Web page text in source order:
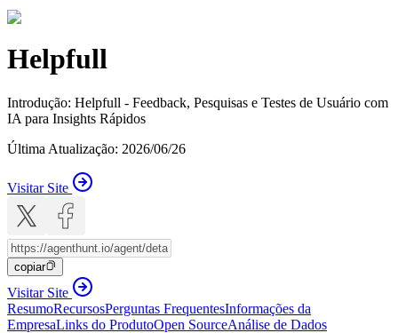
Helpfull
Introdução: Helpfull - Feedback, Pesquisas e Testes de Usuário com
IA para Insights Rápidos
Última Atualização: 2026/06/26
Visitar Site
copiar
Visitar Site
ResumoRecursosPerguntas FrequentesInformações da
EmpresaLinks do ProdutoOpen SourceAnálise de Dados